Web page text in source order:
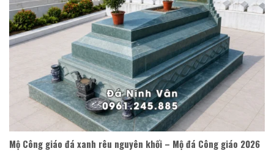
Mộ Công giáo đá xanh rêu nguyên khối – Mộ đá Công giáo 2026